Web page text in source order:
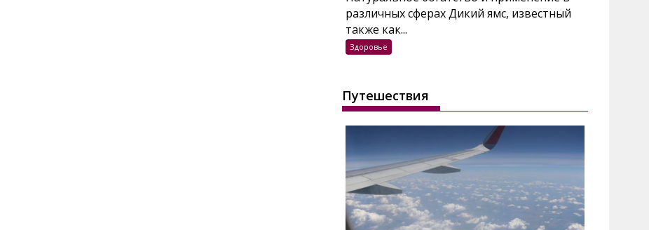
различных сферах Дикий ямс, известный
также как...
Здоровье
Путешествия